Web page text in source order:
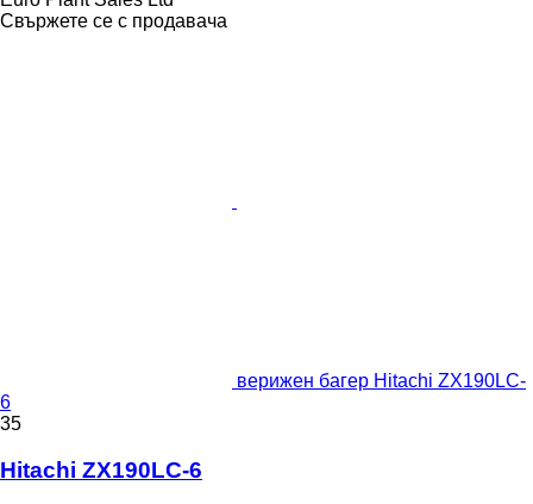
Свържете се с продавача
верижен багер Hitachi ZX190LC-
6
35
Hitachi ZX190LC-6